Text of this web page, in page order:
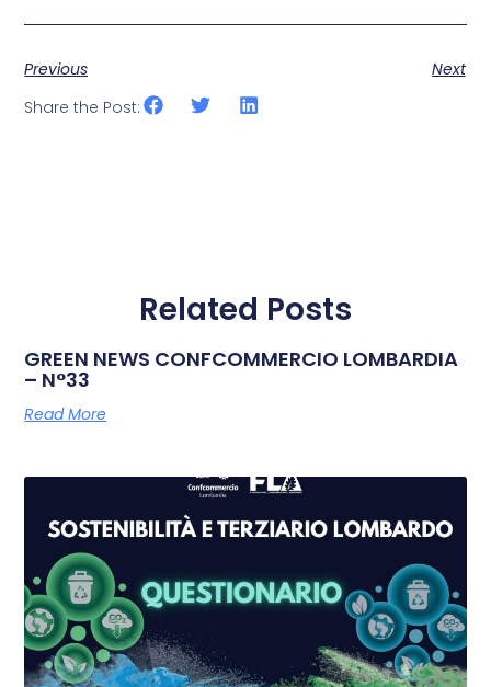
Previous
Next
Share the Post:
Related Posts
GREEN NEWS CONFCOMMERCIO LOMBARDIA
– N°33
Read More